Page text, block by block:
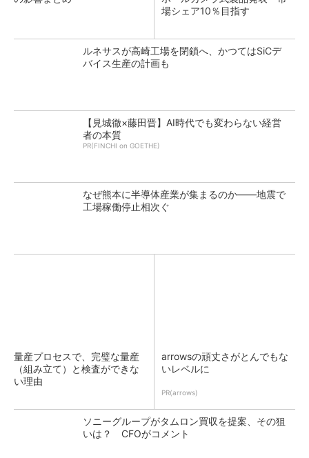
場シェア10％目指す
ルネサスが高崎工場を閉鎖へ、かつてはSiCデ
バイス生産の計画も
【見城徹×藤田晋】AI時代でも変わらない経営
者の本質
PR(FINCHI on GOETHE)
なぜ熊本に半導体産業が集まるのか――地震で
工場稼働停止相次ぐ
量産プロセスで、完璧な量産
（組み立て）と検査ができな
い理由
arrowsの頑丈さがとんでもな
いレベルに
PR(arrows)
ソニーグループがタムロン買収を提案、その狙
いは？ CFOがコメント